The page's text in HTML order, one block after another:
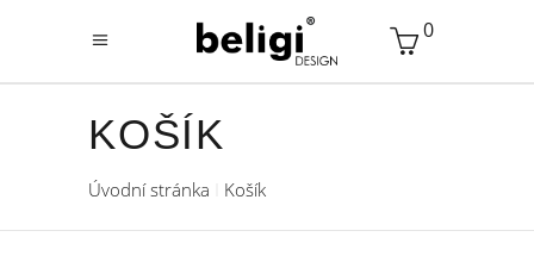
0
KOŠÍK
Úvodní stránka Košík